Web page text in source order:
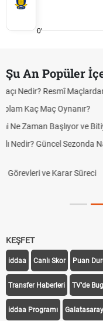
0'
Şu An Popüler
Farkları
Bitiyor?
Nasıl
Puan
Skor
Futbol
DGS
KEŞFET
iddaa Canlı Skor Puan
Transfer Haberleri TV'de
iddaa Programı Galatasaray